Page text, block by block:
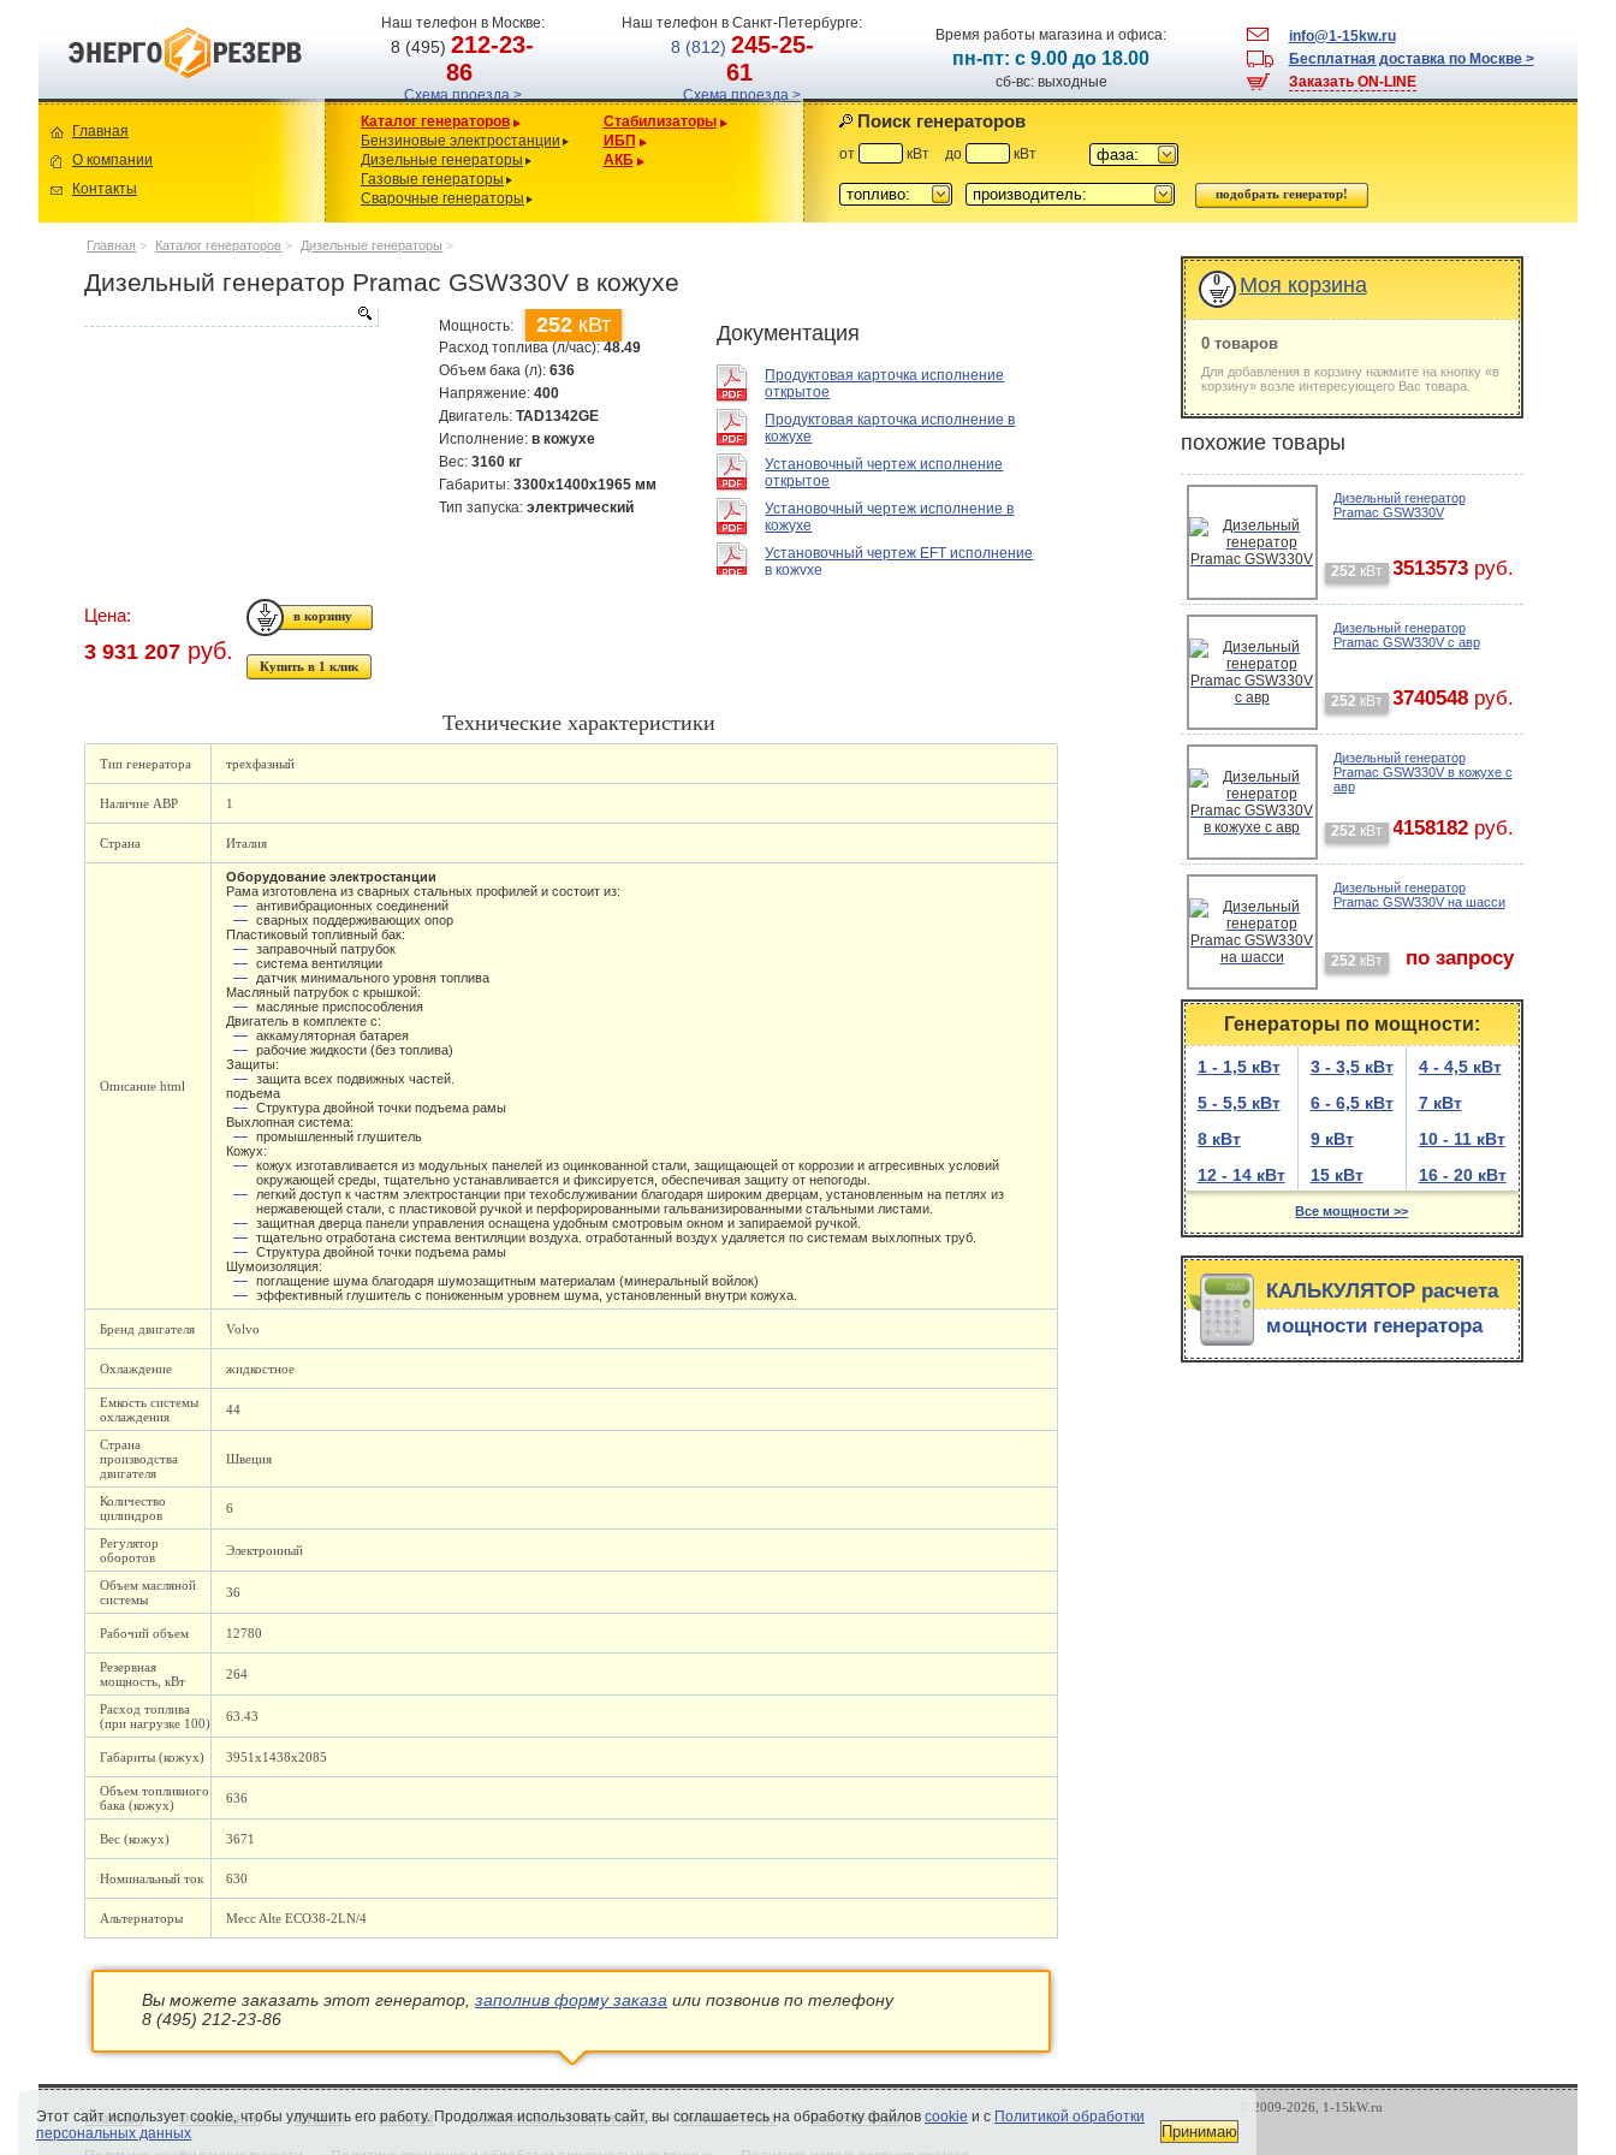
Наш телефон в Москве:
8 (495)212-23-
86
Схема проезда >
Наш телефон в Санкт-Петербурге:
8 (812) 245-25-
61
Схема проезда >
Время работы магазина и офиса:
пн-пт: с 9.00 до 18.00
сб-вс: выходные
info@1-15kw.ru
Бесплатная доставка по Москве >
Заказать ON-LINE
Главная
О компании
Контакты
Каталог генераторов
Бензиновые электростанции
Дизельные генераторы
Газовые генераторы
Сварочные генераторы
Стабилизаторы
ИБП
АКБ
Поиск генераторов
от кВт до кВт фаза:
топливо: производитель:
Главная > Каталог генераторов > Дизельные генераторы >
Дизельный генератор Pramac GSW330V в кожухе
Мощность: 252 кВт
Расход топлива (л/час):48.49
Объем бака (л):636
Напряжение:400
Двигатель:TAD1342GE
Исполнение:в кожухе
Вес:3160 кг
Габариты:3300х1400х1965 мм
Тип запуска:электрический
Документация
Продуктовая карточка исполнение
открытое
Продуктовая карточка исполнение в
кожухе
Установочный чертеж исполнение
открытое
Установочный чертеж исполнение в
кожухе
Установочный чертеж EFT исполнение
в кожухе
Цена:
3 931 207 руб.
Купить в 1 клик
Технические характеристики
Тип генератора трехфазный
Наличие АВР 1
Страна Италия
Описание html
Оборудование электростанции
Рама изготовлена из сварных стальных профилей и состоит из:
антивибрационных соединений
сварных поддерживающих опор
Пластиковый топливный бак:
заправочный патрубок
система вентиляции
датчик минимального уровня топлива
Масляный патрубок с крышкой:
масляные приспособления
Двигатель в комплекте с:
аккамуляторная батарея
рабочие жидкости (без топлива)
Защиты:
защита всех подвижных частей.
подъема
Структура двойной точки подъема рамы
Выхлопная система:
промышленный глушитель
Кожух:
кожух изготавливается из модульных панелей из оцинкованной стали, защищающей от коррозии и аггресивных условий
окружающей среды, тщательно устанавливается и фиксируется, обеспечивая защиту от непогоды.
легкий доступ к частям электростанции при техобслуживании благодаря широким дверцам, установленным на петлях из
нержавеющей стали, с пластиковой ручкой и перфорированными гальванизированными стальными листами.
защитная дверца панели управления оснащена удобным смотровым окном и запираемой ручкой.
тщательно отработана система вентиляции воздуха. отработанный воздух удаляется по системам выхлопных труб.
Структура двойной точки подъема рамы
Шумоизоляция:
поглащение шума благодаря шумозащитным материалам (минеральный войлок)
эффективный глушитель с пониженным уровнем шума, установленный внутри кожуха.
Бренд двигателя Volvo
Охлаждение жидкостное
Емкость системы
охлаждения
44
Страна
производства
двигателя
Швеция
Количество
цилиндров
6
Регулятор
оборотов
Электронный
Объем масляной
системы
36
Рабочий объем 12780
Резервная
мощность, кВт
264
Расход топлива
(при нагрузке 100)
63.43
Габариты (кожух) 3951х1438х2085
Объем топливного
бака (кожух)
636
Вес (кожух) 3671
Номинальный ток 630
Альтернаторы Mecc Alte ECO38-2LN/4
Вы можете заказать этот генератор,заполнив форму заказа или позвонив по телефону
8 (495) 212-23-86
0 Моя корзина
0 товаров
Для добавления в корзину нажмите на кнопку «в
корзину» возле интересующего Вас товара.
похожие товары
Дизельный генератор
Pramac GSW330V
252 кВт 3513573руб.
Дизельный генератор
Pramac GSW330V с авр
252 кВт 3740548руб.
Дизельный генератор
Pramac GSW330V в кожухе с
авр
252 кВт 4158182руб.
Дизельный генератор
Pramac GSW330V на шасси
252 кВт по запросу
Генераторы по мощности:
1 - 1,5 кВт 3 - 3,5 кВт
4 - 4,5 кВт
5 - 5,5 кВт
6 - 6,5 кВт
7 кВт
8 кВт
9 кВт
10 - 11 кВт
12 - 14 кВт
15 кВт 16 - 20 кВт
Все мощности >>
КАЛЬКУЛЯТОР расчета
мощности генератора
© 2009-2026, 1-15kW.ru
Главная О компании Статьи Каталог Бензиновые генераторы Онлайн-заказ Вопрос-ответ
Этот сайт использует cookie, чтобы улучшить его работу. Продолжая использовать сайт, вы соглашаетесь на обработку файлов cookie и с Политикой обработки
персональных данных